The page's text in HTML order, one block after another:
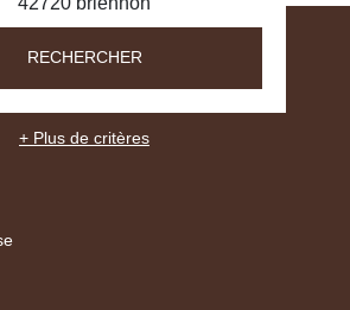
RECHERCHER
+ Plus de critères